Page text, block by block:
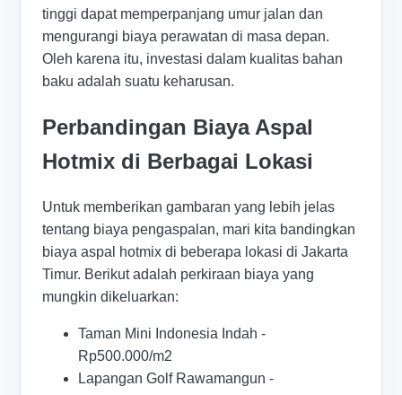
tinggi dapat memperpanjang umur jalan dan
mengurangi biaya perawatan di masa depan.
Oleh karena itu, investasi dalam kualitas bahan
baku adalah suatu keharusan.
Perbandingan Biaya Aspal
Hotmix di Berbagai Lokasi
Untuk memberikan gambaran yang lebih jelas
tentang biaya pengaspalan, mari kita bandingkan
biaya aspal hotmix di beberapa lokasi di Jakarta
Timur. Berikut adalah perkiraan biaya yang
mungkin dikeluarkan:
Taman Mini Indonesia Indah -
Rp500.000/m2
Lapangan Golf Rawamangun -